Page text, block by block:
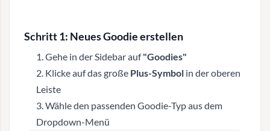
Schritt 1: Neues Goodie erstellen
Gehe in der Sidebar auf"Goodies"
Klicke auf das große Plus-Symbol in der oberen
Leiste
Wähle den passenden Goodie-Typ aus dem
Dropdown-Menü